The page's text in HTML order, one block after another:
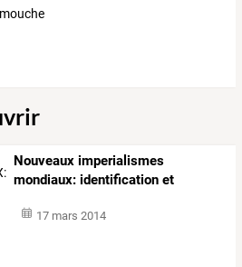
Nouveaux imperialismes
mondiaux: identification et
17 mars 2014